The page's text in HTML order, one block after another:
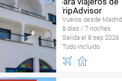
Vuelos desde Madrid
8 días / 7 noches
Salida el 8 sep 2026
Todo incluido